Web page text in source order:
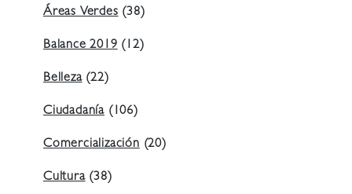
Áreas Verdes(38)
Balance 2019(12)
Belleza(22)
Ciudadanía (106)
Comercialización(20)
Cultura(38)